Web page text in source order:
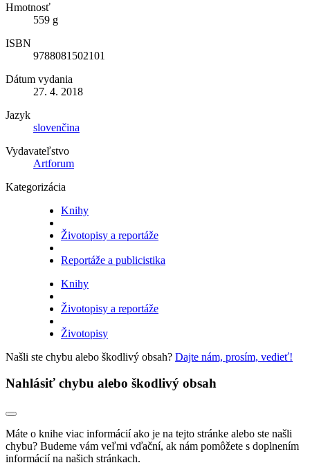
Hmotnosť
559 g
ISBN
9788081502101
Dátum vydania
27. 4. 2018
Jazyk
slovenčina
Vydavateľstvo
Artforum
Kategorizácia
Knihy
Životopisy a reportáže
Reportáže a publicistika
Knihy
Životopisy a reportáže
Životopisy
Našli ste chybu alebo škodlivý obsah? Dajte nám, prosím, vedieť!
Nahlásiť chybu alebo škodlivý obsah
Máte o knihe viac informácií ako je na tejto stránke alebo ste našli
chybu? Budeme vám veľmi vďační, ak nám pomôžete s doplnením
informácií na našich stránkach.